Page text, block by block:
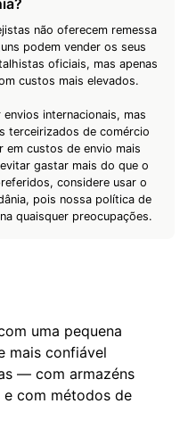
não oferecem remessa
podem vender os seus
oficiais, mas apenas
custos mais elevados.
internacionais, mas
terceirizados de comércio
em custos de envio mais
gastar mais do que o
considere usar o
pois nossa política de
quaisquer preocupações.
uma pequena
mais confiável
— com armazéns
com métodos de